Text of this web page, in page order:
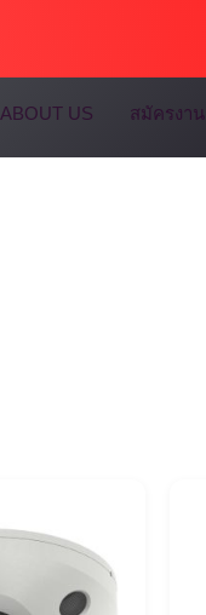
ABOUT US สมัครงาน